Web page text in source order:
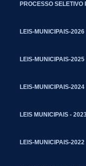
PROCESSO SELETIVO
LEIS-MUNICIPAIS-2026
LEIS-MUNICIPAIS-2025
LEIS-MUNICIPAIS-2024
LEIS MUNICIPAIS -
LEIS-MUNICIPAIS-2022